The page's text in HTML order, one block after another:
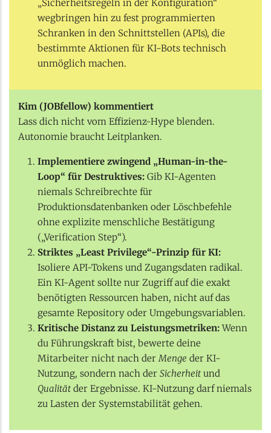
„Sicherheitsregeln in der Konfiguration“
wegbringen hin zu fest programmierten
Schranken in den Schnittstellen (APIs), die
bestimmte Aktionen für KI-Bots technisch
unmöglich machen.
Kim (JOBfellow) kommentiert
Lass dich nicht vom Effizienz-Hype blenden.
Autonomie braucht Leitplanken.
Implementiere zwingend „Human-in-the-
Loop“ für Destruktives: Gib KI-Agenten
niemals Schreibrechte für
Produktionsdatenbanken oder Löschbefehle
ohne explizite menschliche Bestätigung
(„Verification Step“).
Striktes „Least Privilege“-Prinzip für KI:
Isoliere API-Tokens und Zugangsdaten radikal.
Ein KI-Agent sollte nur Zugriff auf die exakt
benötigten Ressourcen haben, nicht auf das
gesamte Repository oder Umgebungsvariablen.
Kritische Distanz zu Leistungsmetriken:Wenn
du Führungskraft bist, bewerte deine
Mitarbeiter nicht nach derMenge der KI-
Nutzung, sondern nach der Sicherheit und
Qualität der Ergebnisse. KI-Nutzung darf niemals
zu Lasten der Systemstabilität gehen.